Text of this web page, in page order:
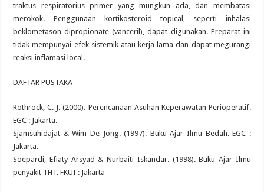
traktus respiratorius primer yang mungkun ada, dan membatasi
merokok. Penggunaan kortikosteroid topical, seperti inhalasi
beklometason dipropionate (vanceril), dapat digunakan. Preparat ini
tidak mempunyai efek sistemik atau kerja lama dan dapat megurangi
reaksi inflamasi local.
DAFTAR PUSTAKA
Rothrock, C. J. (2000). Perencanaan Asuhan Keperawatan Perioperatif.
EGC : Jakarta.
Sjamsuhidajat & Wim De Jong. (1997). Buku Ajar Ilmu Bedah. EGC :
Jakarta.
Soepardi, Efiaty Arsyad & Nurbaiti Iskandar. (1998). Buku Ajar Ilmu
penyakit THT. FKUI : Jakarta